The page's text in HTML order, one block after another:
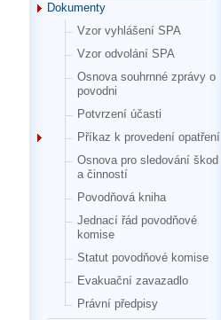
Dokumenty
Vzor vyhlášení SPA
Vzor odvolání SPA
Osnova souhrnné zprávy o
povodni
Potvrzení účasti
Příkaz k provedení opatření
Osnova pro sledování škod
a činností
Povodňová kniha
Jednací řád povodňové
komise
Statut povodňové komise
Evakuační zavazadlo
Právní předpisy